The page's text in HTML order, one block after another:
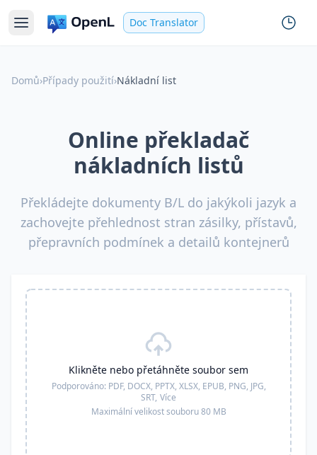
Doc Translator
Domů›Případy použití›Nákladní list
Online překladač
nákladních listů
Překládejte dokumenty B/L do jakýkoli jazyk a
zachovejte přehlednost stran zásilky, přístavů,
přepravních podmínek a detailů kontejnerů
Klikněte nebo přetáhněte soubor sem
Podporováno: PDF, DOCX, PPTX, XLSX, EPUB, PNG, JPG,
SRT, Více
Maximální velikost souboru 80 MB